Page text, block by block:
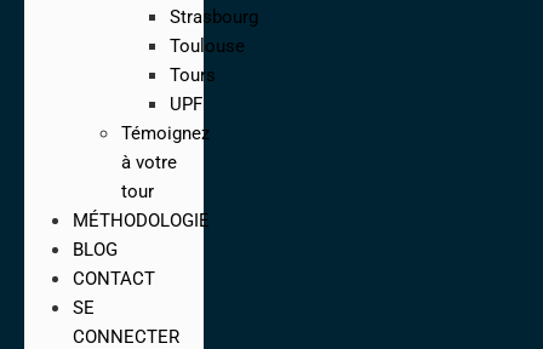
Strasbourg
Toulouse
Tours
UPF
Témoignez
à votre
tour
MÉTHODOLOGIE
BLOG
CONTACT
SE
CONNECTER